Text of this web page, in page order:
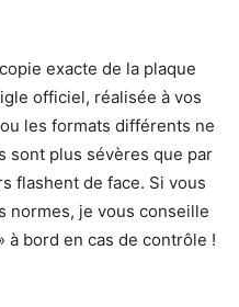
exacte de la plaque
officiel, réalisée à vos
les formats différents ne
sont plus sévères que par
flashent de face. Si vous
normes, je vous conseille
à bord en cas de contrôle !